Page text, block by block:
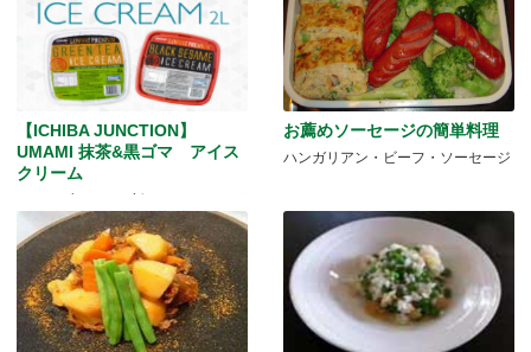
【ICHIBA JUNCTION】
UMAMI 抹茶&黒ゴマ アイス
クリーム
ホームブランドに新しいアイテムが
増えました♥
お薦めソーセージの簡単料理
ハンガリアン・ビーフ・ソーセージ